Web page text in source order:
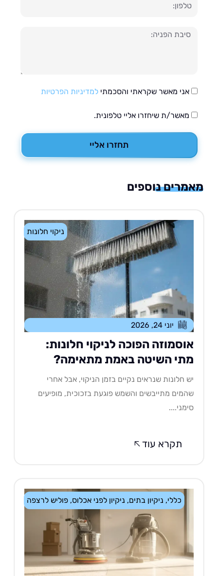
אני מאשר שקראתי והסכמתילמדיניות הפרטיות
מאשר/ת שיחזרו אליי טלפונית.
תחזרו אליי
נוספים
ניקוי חלונות
יוני 24, 2026
הפוכה לניקוי חלונות:
השיטה באמת מתאימה?
חלונות שנראים נקיים בזמן הניקוי, אבל אחרי
מתייבשים והשמש פוגעת בזכוכית, מופיעים
תקרא עוד
ניקיון בתים,ניקיון לפני אכלוס,פוליש לרצפה